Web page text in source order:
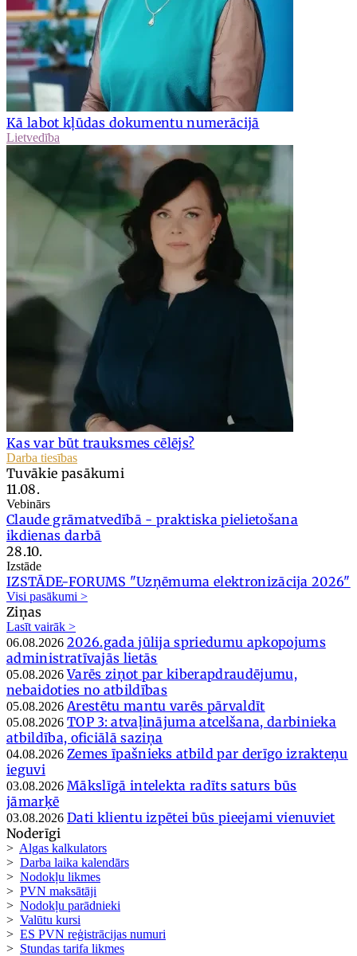
Kā labot kļūdas dokumentu numerācijā
Lietvedība
Kas var būt trauksmes cēlējs?
Darba tiesības
Tuvākie pasākumi
11.08.
Vebinārs
Claude grāmatvedībā - praktiska pielietošana
ikdienas darbā
28.10.
Izstāde
IZSTĀDE-FORUMS "Uzņēmuma elektronizācija 2026"
Visi pasākumi >
Ziņas
Lasīt vairāk >
06.08.2026 2026.gada jūlija spriedumu apkopojums
administratīvajās lietās
05.08.2026 Varēs ziņot par kiberapdraudējumu,
nebaidoties no atbildības
05.08.2026 Arestētu mantu varēs pārvaldīt
05.08.2026 TOP 3: atvaļinājuma atcelšana, darbinieka
atbildība, oficiālā saziņa
04.08.2026 Zemes īpašnieks atbild par derīgo izrakteņu
ieguvi
03.08.2026 Mākslīgā intelekta radīts saturs būs
jāmarķē
03.08.2026 Dati klientu izpētei būs pieejami vienuviet
Noderīgi
> Algas kalkulators
> Darba laika kalendārs
> Nodokļu likmes
> PVN maksātāji
> Nodokļu parādnieki
> Valūtu kursi
> ES PVN reģistrācijas numuri
> Stundas tarifa likmes